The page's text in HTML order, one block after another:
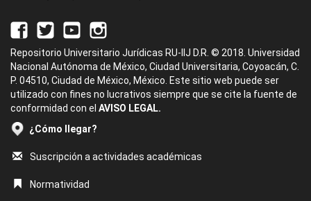
Repositorio Universitario Jurídicas RU-IIJ D.R. © 2018. Universidad
Nacional Autónoma de México, Ciudad Universitaria, Coyoacán, C.
P. 04510, Ciudad de México, México. Este sitio web puede ser
utilizado con fines no lucrativos siempre que se cite la fuente de
conformidad con el AVISO LEGAL.
¿Cómo llegar?
Suscripción a actividades académicas
Normatividad